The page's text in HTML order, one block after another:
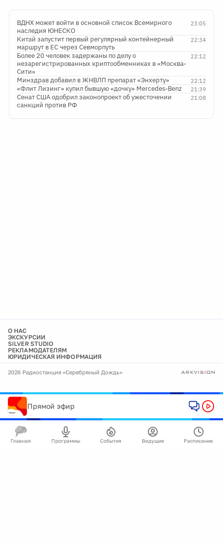
23:05
ВДНХ может войти в основной список Всемирного
наследия ЮНЕСКО
22:34
Китай запустит первый регулярный контейнерный
маршрут в ЕС через Севморпуть
22:12
Более 20 человек задержаны по делу о
незарегистрированных криптообменниках в «Москва-
Сити»
22:12
Минздрав добавил в ЖНВЛП препарат «Энхерту»
21:39
«Флит Лизинг» купил бывшую «дочку» Mercedes-Benz
21:08
Сенат США одобрил законопроект об ужесточении
санкций против РФ
О НАС
ЭКСКУРСИИ
SILVER STUDIO
РЕКЛАМОДАТЕЛЯМ
ЮРИДИЧЕСКАЯ ИНФОРМАЦИЯ
2026 Радиостанция «Серебряный Дождь»
Прямой эфир
Главная Программы События Ведущие Расписание